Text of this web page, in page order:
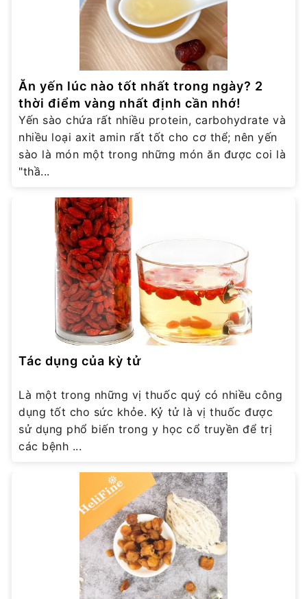
Ăn yến lúc nào tốt nhất trong ngày? 2
thời điểm vàng nhất định cần nhớ!
Yến sào chứa rất nhiều protein, carbohydrate và
nhiều loại axit amin rất tốt cho cơ thể; nên yến
sào là món một trong những món ăn được coi là
"thầ...
Tác dụng của kỳ tử
Là một trong những vị thuốc quý có nhiều công
dụng tốt cho sức khỏe. Kỷ tử là vị thuốc được
sử dụng phổ biến trong y học cổ truyền để trị
các bệnh ...